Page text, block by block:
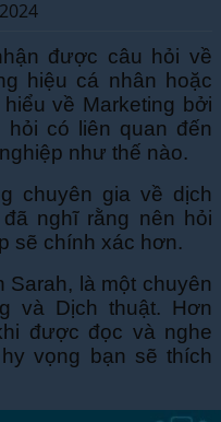
được câu hỏi về
hiệu cá nhân hoặc
về Marketing bởi
hỏi có liên quan đến
như thế nào.
chuyên gia về dịch
nghĩ rằng nên hỏi
sẽ chính xác hơn.
Sarah, là một chuyên
và Dịch thuật. Hơn
được đọc và nghe
vọng bạn sẽ thích